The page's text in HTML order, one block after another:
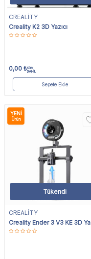
CREALİTY
Creality K2 3D Yazıcı
0,00 ₺KDV
DAHİL
Sepete Ekle
YENI
Ürün
Tükendi
CREALİTY
Creality Ender 3 V3 KE 3D